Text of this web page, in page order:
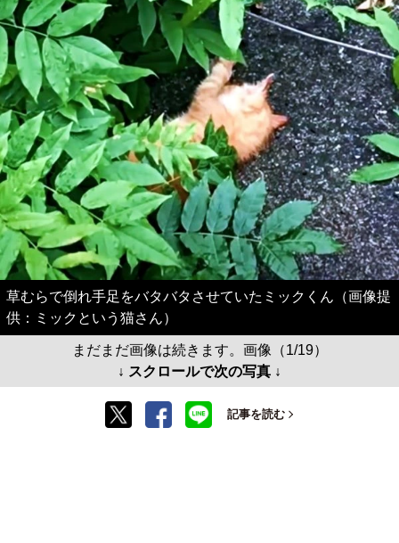
草むらで倒れ手足をバタバタさせていたミックくん（画像提
供：ミックという猫さん）
まだまだ画像は続きます。画像（1/19）
↓ スクロールで次の写真 ↓
記事を読む